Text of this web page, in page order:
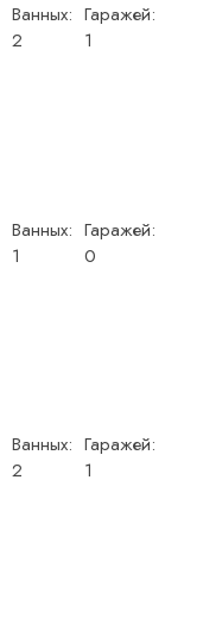
Ванных:
2
Гаражей:
1
Ванных:
1
Гаражей:
0
Ванных:
2
Гаражей:
1